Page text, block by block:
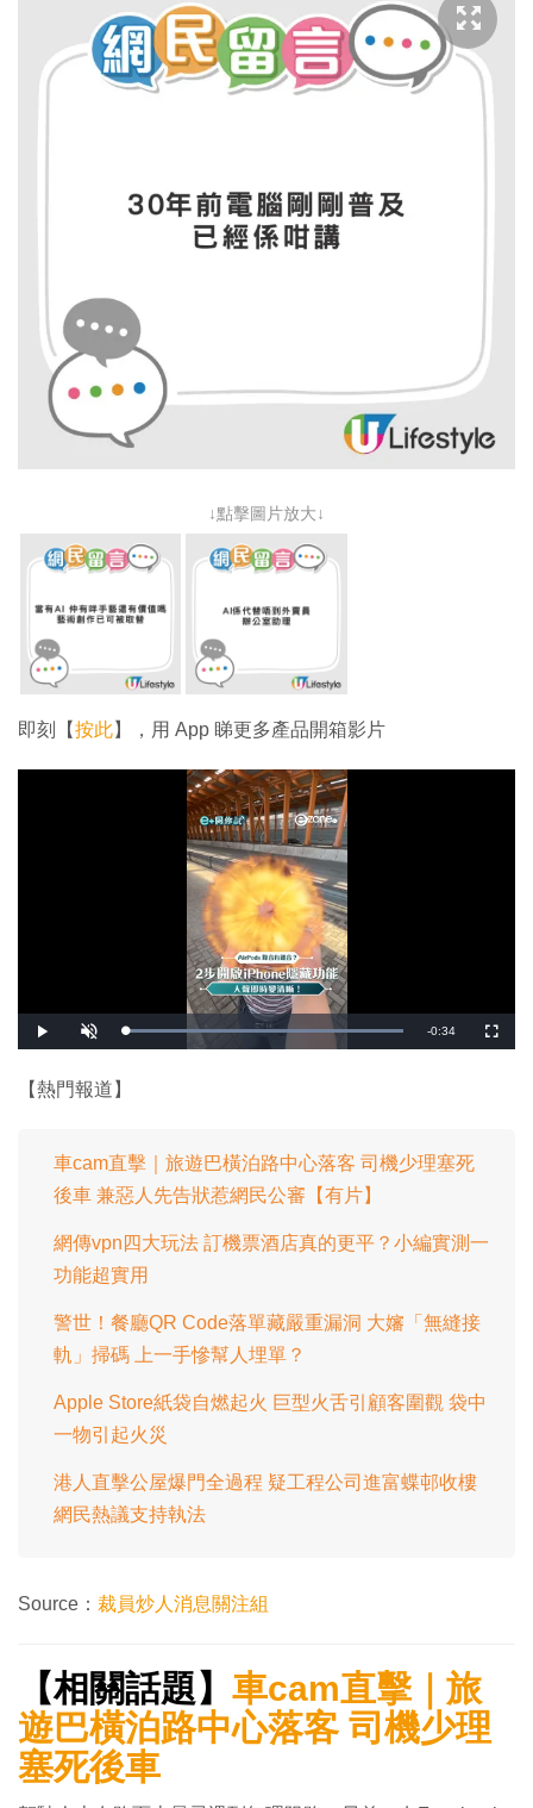
↓點擊圖片放大↓
即刻【按此】，用 App 睇更多產品開箱影片
播
放
開
啟
載
入
0
%
剩
-0:34
全
螢
【熱門報道】
車cam直擊｜旅遊巴橫泊路中心落客 司機少理塞死
後車 兼惡人先告狀惹網民公審【有片】
網傳vpn四大玩法 訂機票酒店真的更平？小編實測一
功能超實用
警世！餐廳QR Code落單藏嚴重漏洞 大嬸「無縫接
軌」掃碼 上一手慘幫人埋單？
Apple Store紙袋自燃起火 巨型火舌引顧客圍觀 袋中
一物引起火災
港人直擊公屋爆門全過程 疑工程公司進富蝶邨收樓
網民熱議支持執法
Source： 裁員炒人消息關注組
【相關話題】 車cam直擊｜旅
遊巴橫泊路中心落客 司機少理
塞死後車